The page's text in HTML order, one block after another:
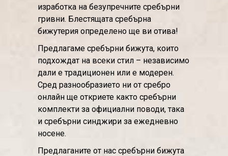
изработка на безупречните сребърни
гривни. Блестящата сребърна
бижутерия определено ще ви отива!
Предлагаме сребърни бижута, които
подхождат на всеки стил – независимо
дали е традиционен или е модерен.
Сред разнообразието ни от сребро
онлайн ще откриете както сребърни
комплекти за официални поводи, така
и сребърни синджири за ежедневно
носене.
Предлаганите от нас сребърни бижута